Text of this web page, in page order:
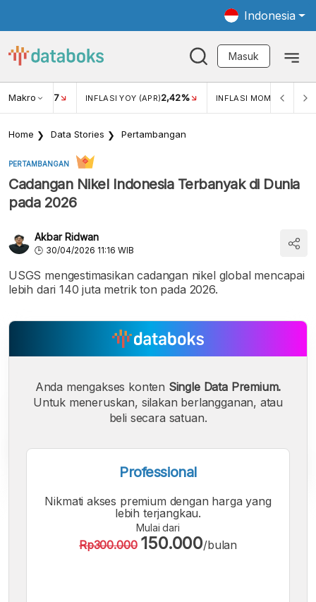
Indonesia
Masuk
Makro
USD/IDR 17 INFLASI YOY (APR)2,42% INFLASI MOM (MAR)
Home Data Stories Pertambangan
PERTAMBANGAN
Cadangan Nikel Indonesia Terbanyak di Dunia
pada 2026
Akbar Ridwan
30/04/2026 11:16 WIB
USGS mengestimasikan cadangan nikel global mencapai
lebih dari 140 juta metrik ton pada 2026.
Font
Kecil
A
FontFont
Anda mengakses konten Single Data Premium.
Untuk meneruskan, silakan berlangganan, atau
beli secara satuan.
Professional
Nikmati akses premium dengan harga yang
lebih terjangkau.
Mulai dari
Rp300.000 150.000/bulan